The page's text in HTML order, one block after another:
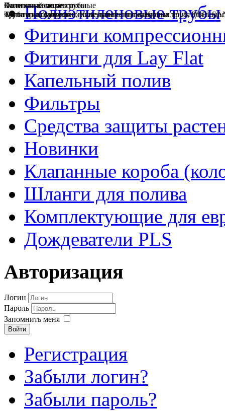
Полиэтиленовые трубы
Труба из вторичного полиэтилена высокого давления для
Фитинги компрессионные
Фитинги компрессионные для полиэтиленовых труб,
Капельный полив
Адаптеры, Заглушки, Капельные ленты, Краны
Полиэтиленовые трубы
Фитинги
Фитинги для Lay Flat
Капельный полив
Фильтры
Средства защиты
Новинки
Клапанные короба
Шланги для полива
Комплектующие для
Дождеватели PLS
Авторизация
Логин
Пароль
Запомнить меня
Войти
Регистрация
Забыли логин?
Забыли пароль?